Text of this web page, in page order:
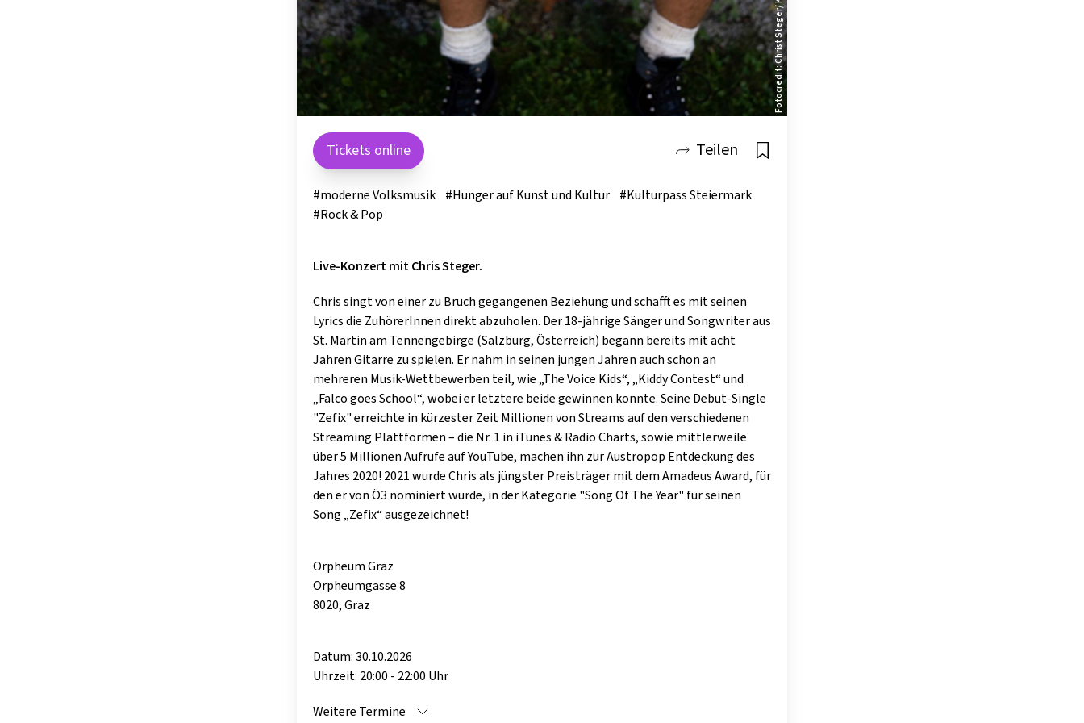
GOLD & PECH THEATER
Tickets online Teilen
#moderne Volksmusik #Hunger auf Kunst und Kultur #Kulturpass Steiermark
#Rock & Pop
Live-Konzert mit Chris Steger.
Chris singt von einer zu Bruch gegangenen Beziehung und schafft es mit seinen
Lyrics die ZuhörerInnen direkt abzuholen. Der 18-jährige Sänger und Songwriter aus
St. Martin am Tennengebirge (Salzburg, Österreich) begann bereits mit acht
Jahren Gitarre zu spielen. Er nahm in seinen jungen Jahren auch schon an
mehreren Musik-Wettbewerben teil, wie „The Voice Kids“, „Kiddy Contest“ und
„Falco goes School“, wobei er letztere beide gewinnen konnte. Seine Debut-Single
"Zefix" erreichte in kürzester Zeit Millionen von Streams auf den verschiedenen
Streaming Plattformen – die Nr. 1 in iTunes & Radio Charts, sowie mittlerweile
über 5 Millionen Aufrufe auf YouTube, machen ihn zur Austropop Entdeckung des
Jahres 2020! 2021 wurde Chris als jüngster Preisträger mit dem Amadeus Award, für
den er von Ö3 nominiert wurde, in der Kategorie "Song Of The Year" für seinen
Song „Zefix“ ausgezeichnet!
Orpheum Graz
Orpheumgasse 8
8020, Graz
Datum: 30.10.2026
Uhrzeit: 20:00 - 22:00 Uhr
Weitere Termine